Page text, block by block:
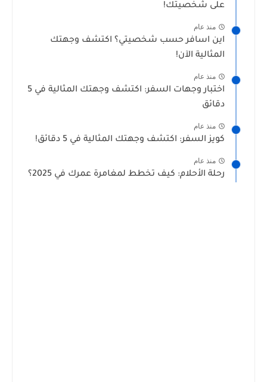
على شخصيتك!
منذ عام
اين اسافر حسب شخصيتي؟ اكتشف وجهتك
المثالية الآن!
منذ عام
اختبار وجهات السفر: اكتشف وجهتك المثالية في 5
دقائق
منذ عام
كويز السفر: اكتشف وجهتك المثالية في 5 دقائق!
منذ عام
رحلة الأحلام: كيف تخطط لمغامرة عمرك في 2025؟